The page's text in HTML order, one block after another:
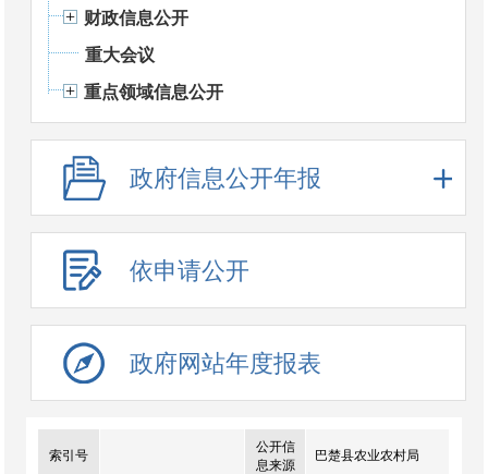
财政信息公开
重大会议
重点领域信息公开
政府信息公开年报
依申请公开
政府网站年度报表
索引号
公开信
息来源
巴楚县农业农村局